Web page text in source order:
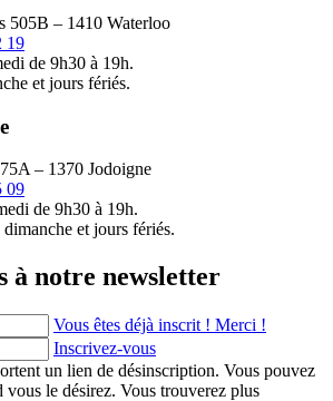
505B – 1410 Waterloo
19
de 9h30 à 19h.
et jours fériés.
– 1370 Jodoigne
09
de 9h30 à 19h.
et jours fériés.
à notre newsletter
Vous êtes déjà inscrit ! Merci !
Inscrivez-vous
un lien de désinscription. Vous pouvez
vous le désirez. Vous trouverez plus